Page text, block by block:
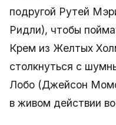
подругой Рутей
Ридли), чтобы
Крем из Желтых
столкнуться с
Лобо (Джейсон
в живом действии